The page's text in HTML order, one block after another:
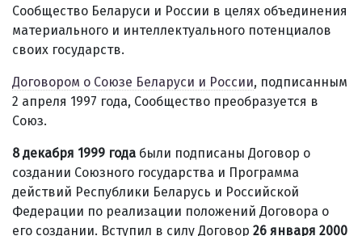
Сообщество Беларуси и России в целях объединения
материального и интеллектуального потенциалов
своих государств.
Договором о Союзе Беларуси и России, подписанным
2 апреля 1997 года, Сообщество преобразуется в
Союз.
8 декабря 1999 года были подписаны Договор о
создании Союзного государства и Программа
действий Республики Беларусь и Российской
Федерации по реализации положений Договора о
его создании. Вступил в силу Договор 26 января 2000